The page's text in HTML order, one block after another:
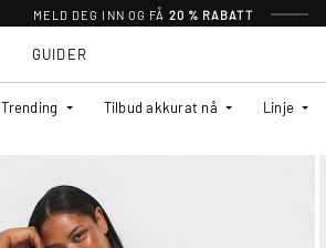
MELD DEG INN OG FÅ 20 % RABATT
Trending Tilbud akkurat nå Linje
GUIDER